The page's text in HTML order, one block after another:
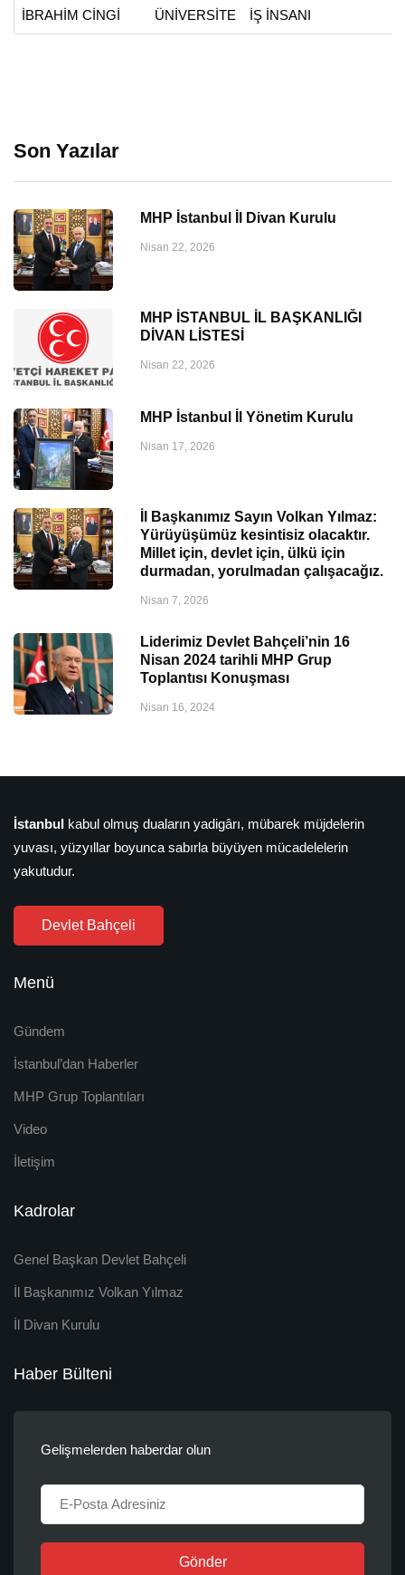
İBRAHİM CİNGİ ÜNİVERSİTE İŞ İNSANI
Son Yazılar
MHP İstanbul İl Divan Kurulu
Nisan 22, 2026
MHP İSTANBUL İL BAŞKANLIĞI
DİVAN LİSTESİ
Nisan 22, 2026
MHP İstanbul İl Yönetim Kurulu
Nisan 17, 2026
İl Başkanımız Sayın Volkan Yılmaz:
Yürüyüşümüz kesintisiz olacaktır.
Millet için, devlet için, ülkü için
durmadan, yorulmadan çalışacağız.
Nisan 7, 2026
Liderimiz Devlet Bahçeli’nin 16
Nisan 2024 tarihli MHP Grup
Toplantısı Konuşması
Nisan 16, 2024
İstanbul kabul olmuş duaların yadigârı, mübarek müjdelerin
yuvası, yüzyıllar boyunca sabırla büyüyen mücadelelerin
yakutudur.
Devlet Bahçeli
Menü
Gündem
İstanbul’dan Haberler
MHP Grup Toplantıları
Video
İletişim
Kadrolar
Genel Başkan Devlet Bahçeli
İl Başkanımız Volkan Yılmaz
İl Divan Kurulu
Haber Bülteni
Gelişmelerden haberdar olun
Gönder